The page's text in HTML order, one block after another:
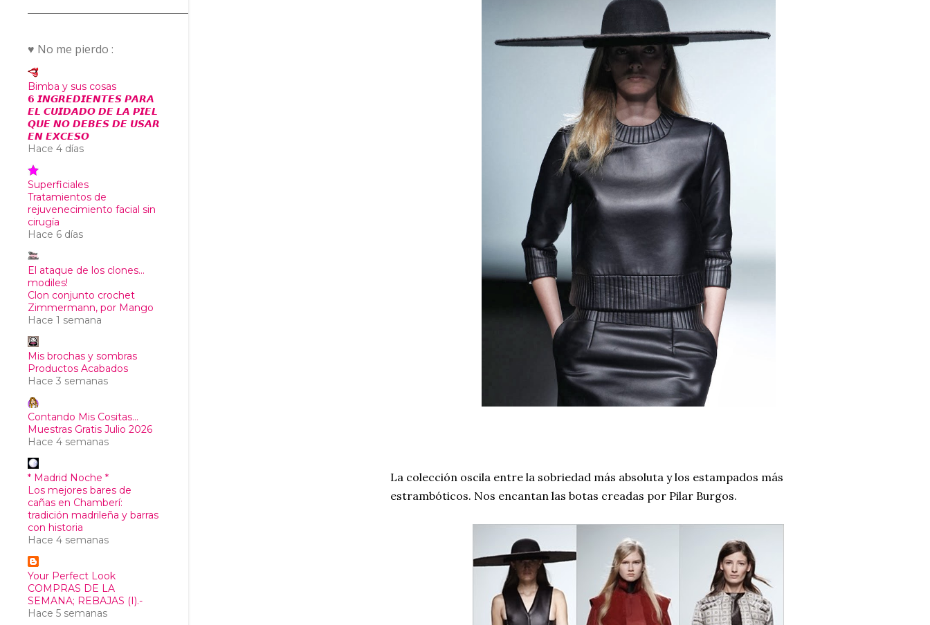
La colección oscila entre la sobriedad más absoluta y los estampados más
estrambóticos. Nos encantan las botas creadas por Pilar Burgos.
♥ No me pierdo :
Bimba y sus cosas
𝟲 𝙄𝙉𝙂𝙍𝙀𝘿𝙄𝙀𝙉𝙏𝙀𝙎 𝙋𝘼𝙍𝘼
𝙀𝙇 𝘾𝙐𝙄𝘿𝘼𝘿𝙊 𝘿𝙀 𝙇𝘼 𝙋𝙄𝙀𝙇
𝙌𝙐𝙀 𝙉𝙊 𝘿𝙀𝘽𝙀𝙎 𝘿𝙀 𝙐𝙎𝘼𝙍
𝙀𝙉 𝙀𝙓𝘾𝙀𝙎𝙊
Hace 4 días
Superficiales
Tratamientos de
rejuvenecimiento facial sin
cirugía
Hace 6 días
El ataque de los clones...
modiles!
Clon conjunto crochet
Zimmermann, por Mango
Hace 1 semana
Mis brochas y sombras
Productos Acabados
Hace 3 semanas
Contando Mis Cositas...
Muestras Gratis Julio 2026
Hace 4 semanas
* Madrid Noche *
Los mejores bares de
cañas en Chamberí:
tradición madrileña y barras
con historia
Hace 4 semanas
Your Perfect Look
COMPRAS DE LA
SEMANA; REBAJAS (I).-
Hace 5 semanas